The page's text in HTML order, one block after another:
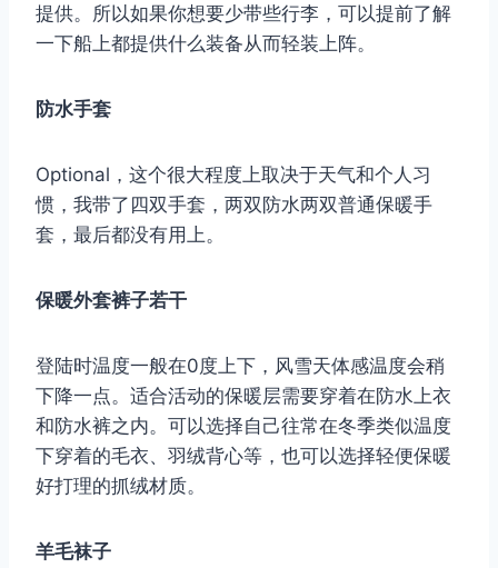
提供。所以如果你想要少带些行李，可以提前了解
一下船上都提供什么装备从而轻装上阵。
防水手套
Optional，这个很大程度上取决于天气和个人习
惯，我带了四双手套，两双防水两双普通保暖手
套，最后都没有用上。
保暖外套裤子若干
登陆时温度一般在0度上下，风雪天体感温度会稍
下降一点。适合活动的保暖层需要穿着在防水上衣
和防水裤之内。可以选择自己往常在冬季类似温度
下穿着的毛衣、羽绒背心等，也可以选择轻便保暖
好打理的抓绒材质。
羊毛袜子